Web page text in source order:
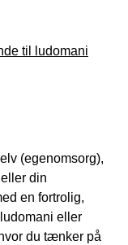
til ludomani
(egenomsorg),
din
en fortrolig,
eller
du tænker på